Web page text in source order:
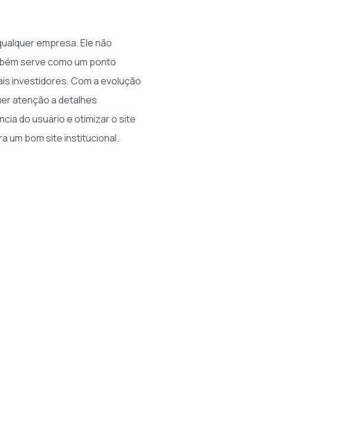
empresa. Ele não
serve como um ponto
investidores. Com a evolução
atenção a detalhes
do usuário e otimizar o site
um bom site institucional.